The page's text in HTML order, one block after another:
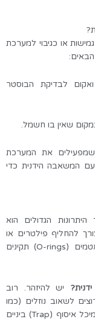
או כגיבוי למערכת
לבדיקת הבוסטר
שאין בו חשמל.
את המערכת
המשאבה הידנית כדי
הגדולים הוא
להחליף פילטרים או
שמנים. מספיק לשמור עליה נקייה ולוודא שהאטמים (O-rings) תקינים
יש להיזהר. רוב
לשאוב נוזלים (כמו
החלפת נוזל בלמים או דלק), חובה להשתמש במיכל איסוף (Trap) ביניים